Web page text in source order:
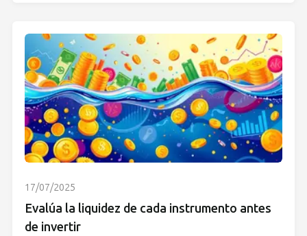
17/07/2025
Evalúa la liquidez de cada instrumento antes
de invertir